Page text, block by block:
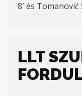
8′ és Tomanović
LLT